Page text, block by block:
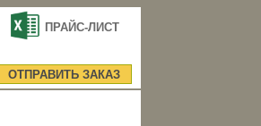
ПРАЙС-ЛИСТ
ОТПРАВИТЬ ЗАКАЗ